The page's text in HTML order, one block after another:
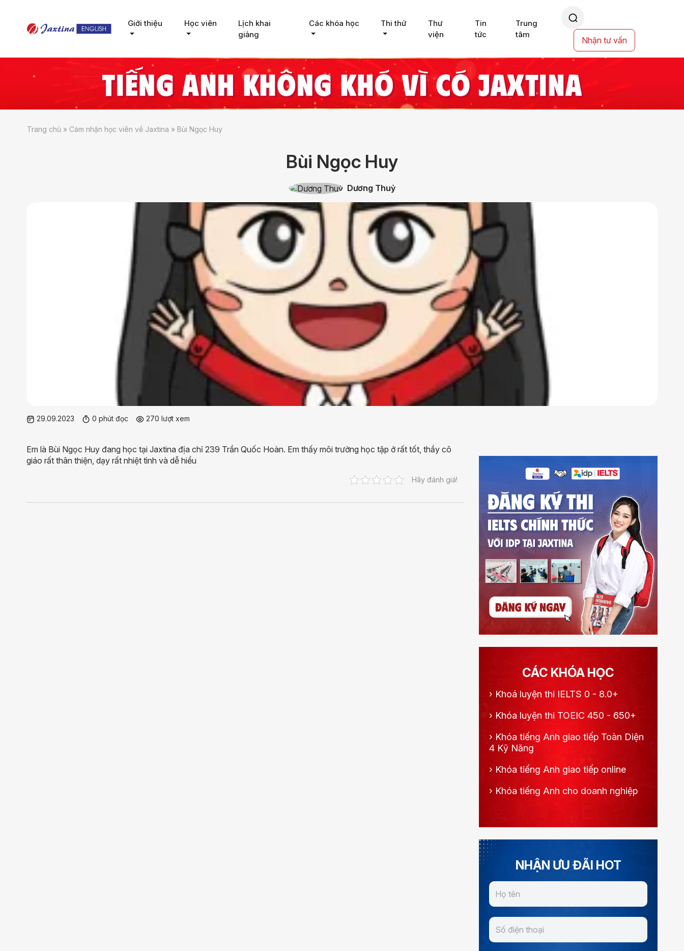
Giới thiệu Học viên
Lịch khai
giảng
Các khóa học Thi thử
Thư
viện
Tin
tức
Trung
tâm
Nhận tư vấn
Trang chủ » Cảm nhận học viên về Jaxtina » Bùi Ngọc Huy
Bùi Ngọc Huy
Dương Thuỷ
29.09.2023 0 phút đọc 270 lượt xem
Em là Bùi Ngọc Huy đang học tại Jaxtina địa chỉ 239 Trần Quốc Hoàn. Em thấy môi trường học tập ở rất tốt, thầy cô
giáo rất thân thiện, dạy rất nhiệt tình và dễ hiểu
Hãy đánh giá!
CÁC KHÓA HỌC
› Khoá luyện thi IELTS 0 - 8.0+
› Khóa luyện thi TOEIC 450 - 650+
› Khóa tiếng Anh giao tiếp Toàn Diện
4 Kỹ Năng
› Khóa tiếng Anh giao tiếp online
› Khóa tiếng Anh cho doanh nghiệp
NHẬN ƯU ĐÃI HOT